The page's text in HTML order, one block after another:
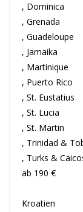
, Dominica
, Grenada
, Guadeloupe
, Jamaika
, Martinique
, Puerto Rico
, St. Eustatius
, St. Lucia
, St. Martin
, Trinidad &
, Turks &
ab 190 €
Kroatien